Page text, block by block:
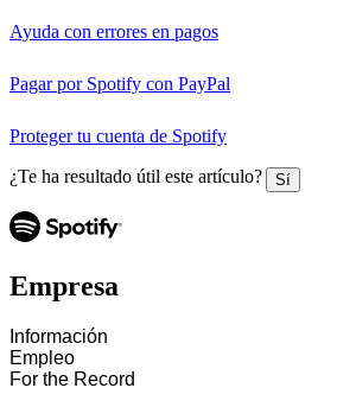
Ayuda con errores en pagos
Pagar por Spotify con PayPal
Proteger tu cuenta de Spotify
¿Te ha resultado útil este artículo? Sí
Empresa
Información
Empleo
For the Record